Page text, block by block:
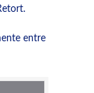
entre